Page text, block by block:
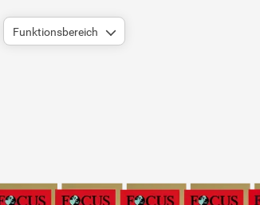
Funktionsbereich